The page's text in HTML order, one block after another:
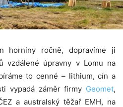
horniny ročně, dopravíme ji
vzdálené úpravny v Lomu na
to cenné – lithium, cín a
vypadá záměr firmy Geomet,
a australský těžař EMH, na